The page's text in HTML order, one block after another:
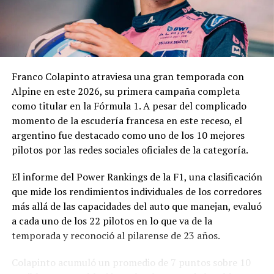
En los fundamentos de la resolución se señala que la
complejidad y trascendencia de la solicitud hacen
necesario un estudio integral de la documentación
modificación vinculada a la composición societaria de la
empresa que obtuvo la concesión.
La novedad se conoce mientras la concesión del Minella
continúa envuelta en una delicadísima situación
jurídica. El proceso mediante el cual Minella Stadium
busca determinar si existieron irregularidades en la
licitación impulsada por el Municipio.
La causa, que avanza en la Justicia, derivó en
cuestionamientos de distintos sectores políticos y en
que pusieron bajo la lupa tanto el proceso licitatorio
Franco Colapinto atraviesa una gran temporada con
Alpine en este 2026, su primera campaña completa
como titular en la Fórmula 1. A pesar del complicado
momento de la escudería francesa en este receso, el
argentino fue destacado como uno de los 10 mejores
pilotos por las redes sociales oficiales de la categoría.
El informe del Power Rankings de la F1, una clasificación
que mide los rendimientos individuales de los corredores
más allá de las capacidades del auto que manejan, evaluó
a cada uno de los 22 pilotos en lo que va de la
temporada y reconoció al pilarense de 23 años.
Colapinto acumuló un promedio de 7 puntos sobre 10